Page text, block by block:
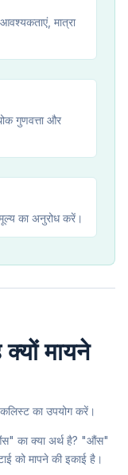
मात्रा
गुणवत्ता और
का अनुरोध करें।
क्यों मायने
का उपयोग करें।
का क्या अर्थ है? "औंस"
को मापने की इकाई है।